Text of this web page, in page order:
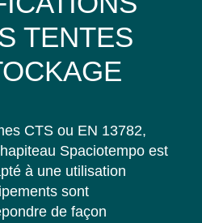
TENTES
CTS ou EN 13782,
Spaciotempo est
à une utilisation
sont
de façon